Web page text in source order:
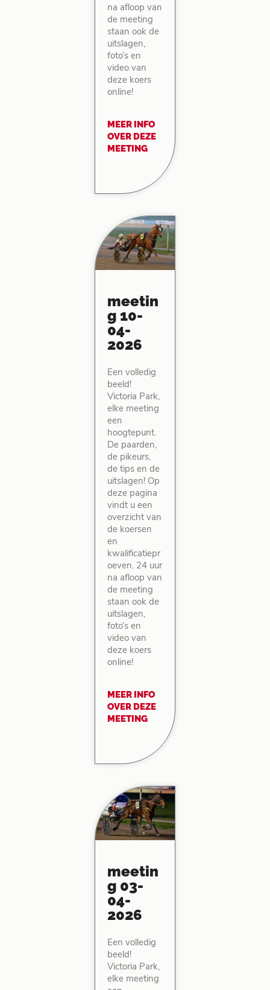
na afloop van
de meeting
staan ook de
uitslagen,
foto’s en
video van
deze koers
online!
MEER INFO
OVER DEZE
MEETING
meetin
g 10-
04-
2026
Een volledig
beeld!
Victoria Park,
elke meeting
een
hoogtepunt.
De paarden,
de pikeurs,
de tips en de
uitslagen! Op
deze pagina
vindt u een
overzicht van
de koersen
en
kwalificatiepr
oeven. 24 uur
na afloop van
de meeting
staan ook de
uitslagen,
foto’s en
video van
deze koers
online!
MEER INFO
OVER DEZE
MEETING
meetin
g 03-
04-
2026
Een volledig
beeld!
Victoria Park,
elke meeting